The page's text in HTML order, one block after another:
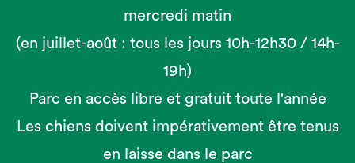
mercredi matin
(en juillet-août : tous les jours 10h-12h30 / 14h-
19h)
Parc en accès libre et gratuit toute l'année
Les chiens doivent impérativement être tenus
en laisse dans le parc